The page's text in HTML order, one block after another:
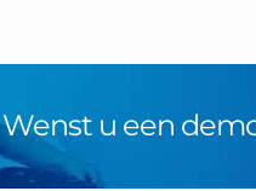
Wenst u een